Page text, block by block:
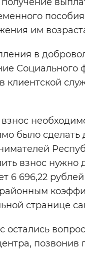
Вернуть
им
в
Социального
в клиентской
взнос
было сделать
взнос нужно
6 696,22
странице
остались